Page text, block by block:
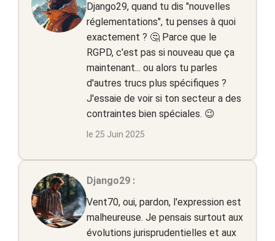
Django29, quand tu dis "nouvelles
réglementations", tu penses à quoi
exactement ? 🤔 Parce que le
RGPD, c'est pas si nouveau que ça
maintenant... ou alors tu parles
d'autres trucs plus spécifiques ?
J'essaie de voir si ton secteur a des
contraintes bien spéciales. 😉
le 25 Juin 2025
Django29 :
Vent70, oui, pardon, l'expression est
malheureuse. Je pensais surtout aux
évolutions jurisprudentielles et aux